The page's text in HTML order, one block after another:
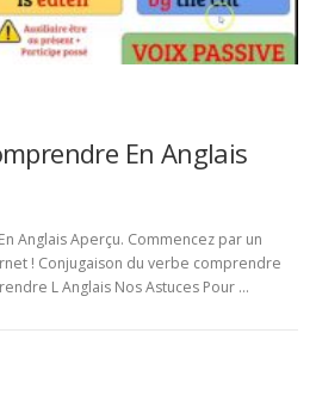
En Anglais
Anglais Aperçu. Commencez par un
! Conjugaison du verbe comprendre
L Anglais Nos Astuces Pour …